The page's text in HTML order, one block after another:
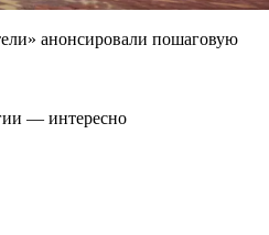
анонсировали пошаговую
— интересно